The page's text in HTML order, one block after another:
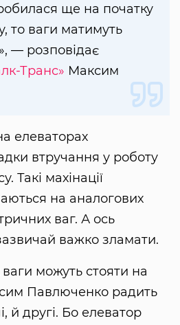
ще на початку
то ваги матимуть
— розповідає
Транс» Максим
елеваторах
втручання у роботу
Такі махінації
на аналогових
ваг. А ось
важко зламати.
можуть стояти на
Павлюченко радить
й другі. Бо елеватор